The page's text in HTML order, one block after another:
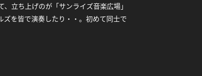
立ち上げのが「サンライズ音楽広場」
を皆で演奏したり・・。初めて同士で